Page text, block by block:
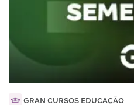
GRAN CURSOS EDUCAÇÃO